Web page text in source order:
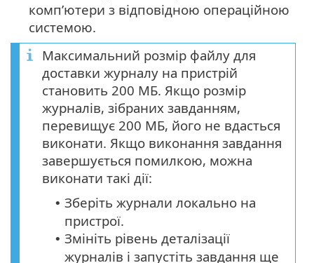
комп’ютери з відповідною операційною
системою.
Максимальний розмір файлу для
доставки журналу на пристрій
становить 200 МБ. Якщо розмір
журналів, зібраних завданням,
перевищує 200 МБ, його не вдасться
виконати. Якщо виконання завдання
завершується помилкою, можна
виконати такі дії:
• Зберіть журнали локально на
пристрої.
• Змініть рівень деталізації
журналів і запустіть завдання ще